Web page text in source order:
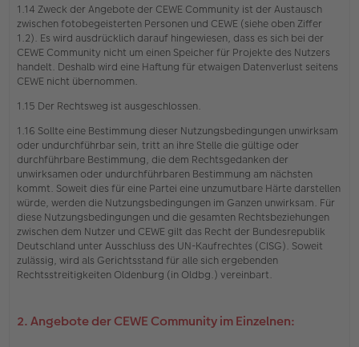
1.14 Zweck der Angebote der CEWE Community ist der Austausch
zwischen fotobegeisterten Personen und CEWE (siehe oben Ziffer
1.2). Es wird ausdrücklich darauf hingewiesen, dass es sich bei der
CEWE Community nicht um einen Speicher für Projekte des Nutzers
handelt. Deshalb wird eine Haftung für etwaigen Datenverlust seitens
CEWE nicht übernommen.
1.15 Der Rechtsweg ist ausgeschlossen.
1.16 Sollte eine Bestimmung dieser Nutzungsbedingungen unwirksam
oder undurchführbar sein, tritt an ihre Stelle die gültige oder
durchführbare Bestimmung, die dem Rechtsgedanken der
unwirksamen oder undurchführbaren Bestimmung am nächsten
kommt. Soweit dies für eine Partei eine unzumutbare Härte darstellen
würde, werden die Nutzungsbedingungen im Ganzen unwirksam. Für
diese Nutzungsbedingungen und die gesamten Rechtsbeziehungen
zwischen dem Nutzer und CEWE gilt das Recht der Bundesrepublik
Deutschland unter Ausschluss des UN-Kaufrechtes (CISG). Soweit
zulässig, wird als Gerichtsstand für alle sich ergebenden
Rechtsstreitigkeiten Oldenburg (in Oldbg.) vereinbart.
2. Angebote der CEWE Community im Einzelnen: